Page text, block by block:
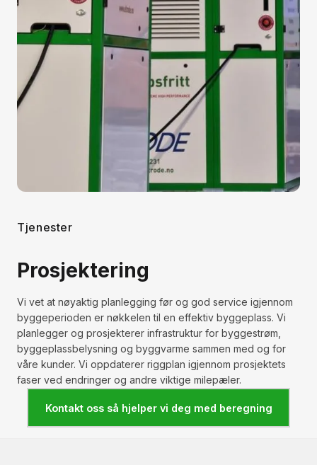
Tjenester
Prosjektering
Vi vet at nøyaktig planlegging før og god service igjennom
byggeperioden er nøkkelen til en effektiv byggeplass. Vi
planlegger og prosjekterer infrastruktur for byggestrøm,
byggeplassbelysning og byggvarme sammen med og for
våre kunder. Vi oppdaterer riggplan igjennom prosjektets
faser ved endringer og andre viktige milepæler.
Kontakt oss så hjelper vi deg med beregning